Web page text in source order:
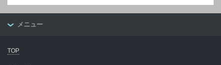
メニュー
TOP